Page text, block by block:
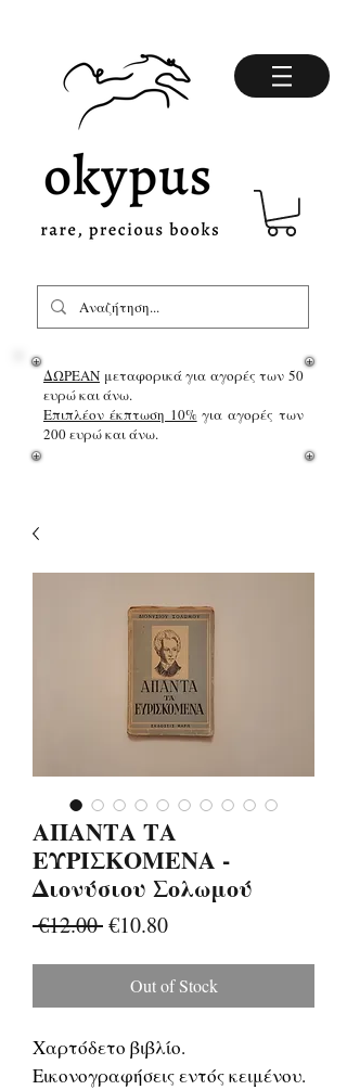
ΔΩΡΕΑΝ μεταφορικά για αγορές των 50
ευρώ και άνω.
Επιπλέον έκπτωση 10%για αγορές των
200 ευρώ και άνω.
ΑΠΑΝΤΑ ΤΑ
ΕΥΡΙΣΚΟΜΕΝΑ -
Διονύσιου Σολωμού
€12.00 Regular
€10.80Sale
Out of Stock
Χαρτόδετο βιβλίο.
Εικονογραφήσεις εντός κειμένου.